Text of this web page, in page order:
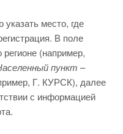
указать место, где
В поле
(например,
пункт –
Г. КУРСК), далее
с информацией